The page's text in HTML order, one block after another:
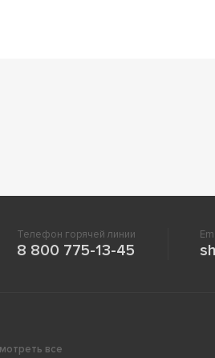
Телефон горячей линии
8 800 775-13-45
все